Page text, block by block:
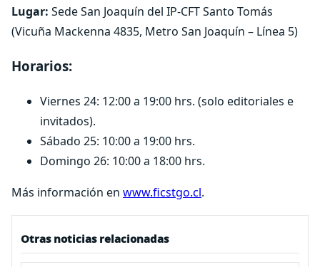
Lugar: Sede San Joaquín del IP-CFT Santo Tomás
(Vicuña Mackenna 4835, Metro San Joaquín – Línea 5)
Horarios:
Viernes 24: 12:00 a 19:00 hrs. (solo editoriales e
invitados).
Sábado 25: 10:00 a 19:00 hrs.
Domingo 26: 10:00 a 18:00 hrs.
Más información en www.ficstgo.cl.
Otras noticias relacionadas